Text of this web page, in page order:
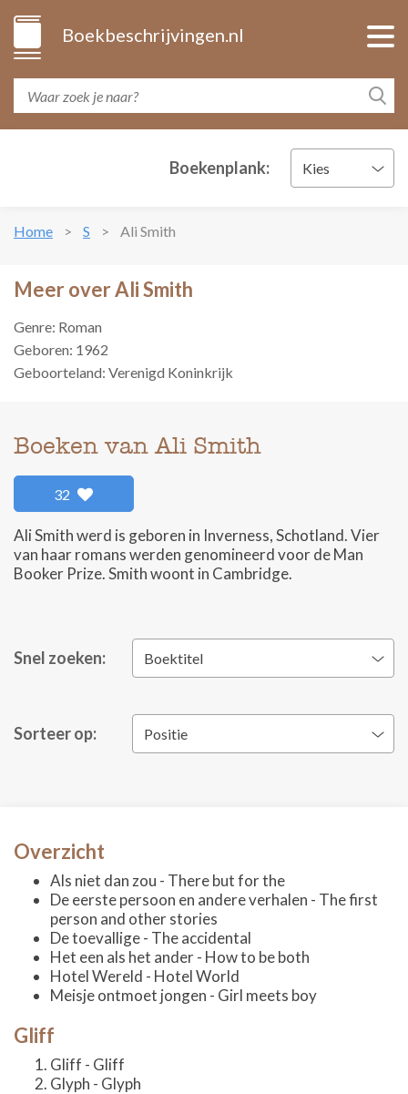
Boekbeschrijvingen.nl
Boekenplank: Kies
Home S Ali Smith
Meer over Ali Smith
Genre: Roman
Geboren: 1962
Geboorteland: Verenigd Koninkrijk
Boeken van Ali Smith
32
Ali Smith werd is geboren in Inverness, Schotland. Vier
van haar romans werden genomineerd voor de Man
Booker Prize. Smith woont in Cambridge.
Snel zoeken: Boektitel
Sorteer op: Positie
Overzicht
Als niet dan zou - There but for the
De eerste persoon en andere verhalen - The first
person and other stories
De toevallige - The accidental
Het een als het ander - How to be both
Hotel Wereld - Hotel World
Meisje ontmoet jongen - Girl meets boy
Gliff
Gliff - Gliff
Glyph - Glyph